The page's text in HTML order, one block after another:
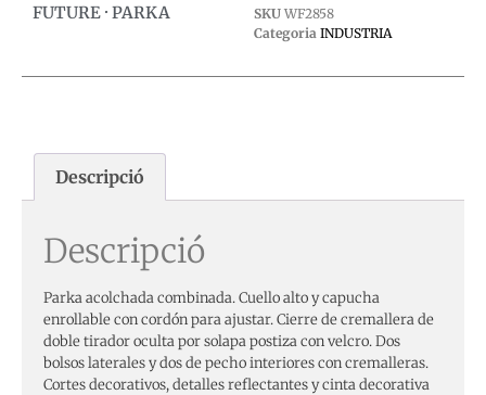
FUTURE · PARKA SKU WF2858
Categoria INDUSTRIA
Descripció
Descripció
Parka acolchada combinada. Cuello alto y capucha
enrollable con cordón para ajustar. Cierre de cremallera de
doble tirador oculta por solapa postiza con velcro. Dos
bolsos laterales y dos de pecho interiores con cremalleras.
Cortes decorativos, detalles reflectantes y cinta decorativa